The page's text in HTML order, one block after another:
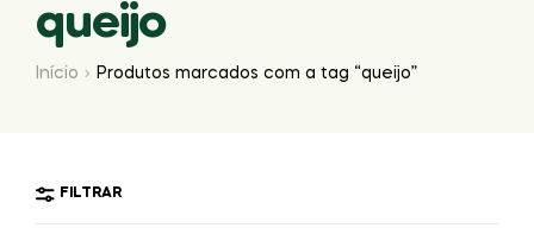
queijo
Início Produtos marcados com a tag “queijo”
FILTRAR